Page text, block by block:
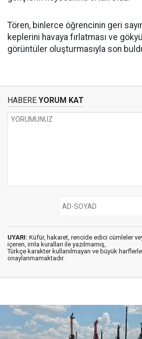
Tören, binlerce öğrencinin geri
keplerini havaya fırlatması ve
görüntüler oluşturmasıyla son
HABERE YORUM KAT
UYARI: Küfür, hakaret, rencide edici cümleler
içeren, imla kuralları ile yazılmamış,
Türkçe karakter kullanılmayan ve büyük
onaylanmamaktadır.